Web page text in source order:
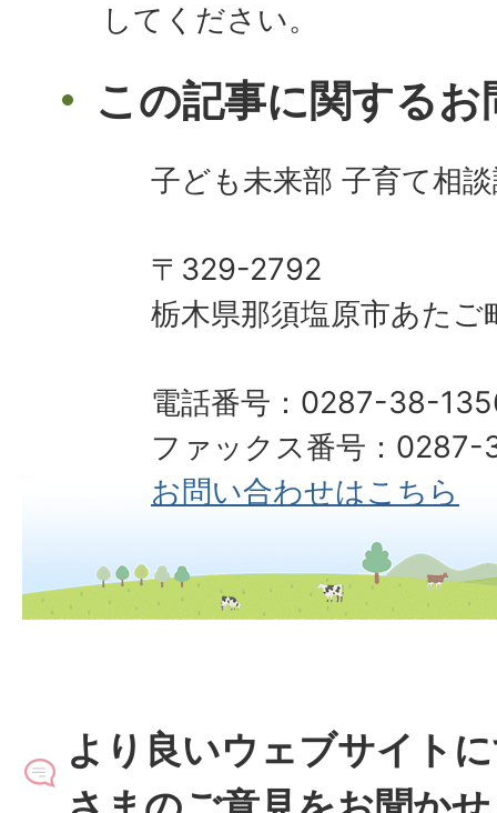
してください。
この記事に関する
子ども未来部 子育て相
〒329-2792
栃木県那須塩原市あたご
電話番号：0287-38-
ファックス番号：0287-
お問い合わせはこちら
より良いウェブサイト